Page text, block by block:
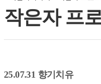
작은자 프
25.07.31 향기치유